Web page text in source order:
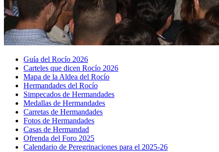
Guía del Rocío 2026
Carteles que dicen Rocío 2026
Mapa de la Aldea del Rocío
Hermandades del Rocío
Simpecados de Hermandades
Medallas de Hermandades
Carretas de Hermandades
Fotos de Hermandades
Casas de Hermandad
Ofrenda del Foro 2025
Calendario de Peregrinaciones para el 2025-26